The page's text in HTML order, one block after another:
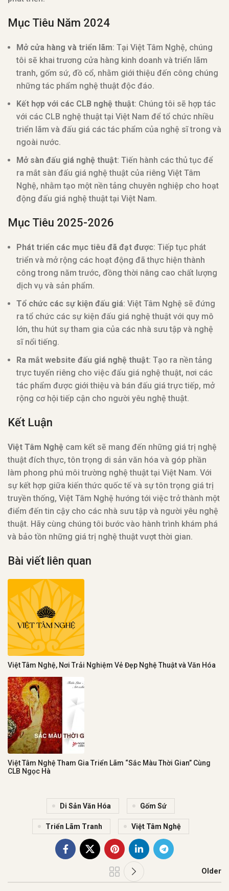
Mục Tiêu Năm 2024
Mở cửa hàng và triển lãm: Tại Việt Tâm Nghệ, chúng
tôi sẽ khai trương cửa hàng kinh doanh và triển lãm
tranh, gốm sứ, đồ cổ, nhằm giới thiệu đến công chúng
những tác phẩm nghệ thuật độc đáo.
Kết hợp với các CLB nghệ thuật: Chúng tôi sẽ hợp tác
với các CLB nghệ thuật tại Việt Nam để tổ chức nhiều
triển lãm và đấu giá các tác phẩm của nghệ sĩ trong và
ngoài nước.
Mở sàn đấu giá nghệ thuật: Tiến hành các thủ tục để
ra mắt sàn đấu giá nghệ thuật của riêng Việt Tâm
Nghệ, nhằm tạo một nền tảng chuyên nghiệp cho hoạt
động đấu giá nghệ thuật tại Việt Nam.
Mục Tiêu 2025-2026
Phát triển các mục tiêu đã đạt được: Tiếp tục phát
triển và mở rộng các hoạt động đã thực hiện thành
công trong năm trước, đồng thời nâng cao chất lượng
dịch vụ và sản phẩm.
Tổ chức các sự kiện đấu giá: Việt Tâm Nghệ sẽ đứng
ra tổ chức các sự kiện đấu giá nghệ thuật với quy mô
lớn, thu hút sự tham gia của các nhà sưu tập và nghệ
sĩ nổi tiếng.
Ra mắt website đấu giá nghệ thuật: Tạo ra nền tảng
trực tuyến riêng cho việc đấu giá nghệ thuật, nơi các
tác phẩm được giới thiệu và bán đấu giá trực tiếp, mở
rộng cơ hội tiếp cận cho người yêu nghệ thuật.
Kết Luận
Việt Tâm Nghệ cam kết sẽ mang đến những giá trị nghệ
thuật đích thực, tôn trọng di sản văn hóa và góp phần
làm phong phú môi trường nghệ thuật tại Việt Nam. Với
sự kết hợp giữa kiến thức quốc tế và sự tôn trọng giá trị
truyền thống, Việt Tâm Nghệ hướng tới việc trở thành một
điểm đến tin cậy cho các nhà sưu tập và người yêu nghệ
thuật. Hãy cùng chúng tôi bước vào hành trình khám phá
và bảo tồn những giá trị nghệ thuật vượt thời gian.
Bài viết liên quan
Việt Tâm Nghệ, Nơi Trải Nghiệm Vẻ Đẹp Nghệ Thuật và Văn Hóa
Việt Tâm Nghệ Tham Gia Triển Lãm “Sắc Màu Thời Gian” Cùng
CLB Ngọc Hà
Di Sản Văn Hóa Gốm Sứ
Triển Lãm Tranh Việt Tâm Nghệ
Older